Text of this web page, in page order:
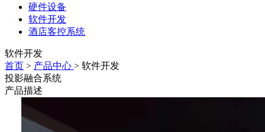
硬件设备
软件开发
酒店客控系统
软件开发
首页 > 产品中心 > 软件开发
投影融合系统
产品描述